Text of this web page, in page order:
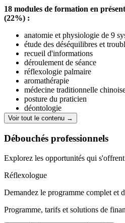
18 modules de formation en
(22%) :
anatomie et physiologie de 9
étude des déséquilibres et
recueil d'informations
déroulement de séance
réflexologie palmaire
aromathérapie
médecine traditionnelle
posture du praticien
déontologie
création et gestion d'entreprise
formalités administratives
Voir tout le contenu →
Débouchés professionnels
Explorez les opportunités qui
Réflexologue
Demandez le programme complet et
Programme, tarifs et solutions de